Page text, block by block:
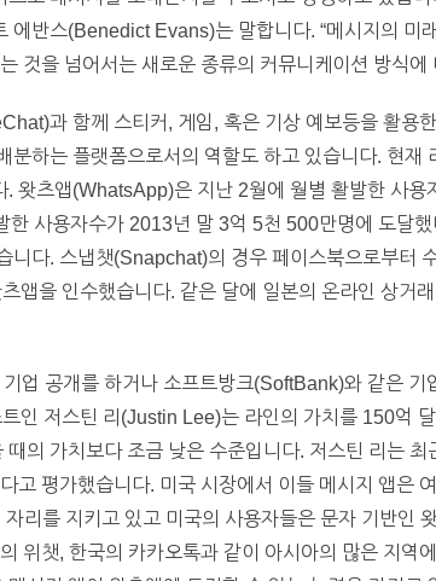
에반스(Benedict Evans)는 말합니다. “메시지의 미
것을 넘어서는 새로운 종류의 커뮤니케이션 방식에
과 함께 스티커, 게임, 혹은 기상 예보등을 활용
분하는 플랫폼으로서의 역할도 하고 있습니다. 현
. 왓츠앱(WhatsApp)은 지난 2월에 월별 활발한 사
한 사용자수가 2013년 말 3억 5천 500만명에 도달
니다. 스냅챗(Snapchat)의 경우 페이스북으로부터
앱을 인수했습니다. 같은 달에 일본의 온라인 상거
업 공개를 하거나 소프트방크(SoftBank)와 같은
인 저스틴 리(Justin Lee)는 라인의 가치를 150억
의 가치보다 조금 낮은 수준입니다. 저스틴 리는
고 평가했습니다. 미국 시장에서 이들 메시지 앱은
리를 지키고 있고 미국의 사용자들은 문자 기반인
위챗, 한국의 카카오톡과 같이 아시아의 많은 지역